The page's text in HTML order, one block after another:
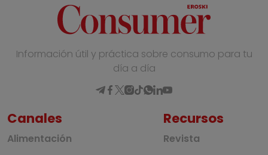
Información útil y práctica sobre consumo para tu
día a día
Canales
Alimentación
Recursos
Revista